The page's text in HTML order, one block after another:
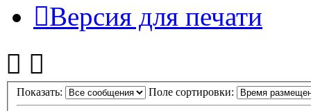
Версия для печати
Показать: Поле сортировки: